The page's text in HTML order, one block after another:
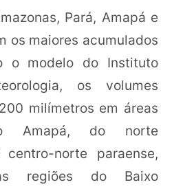
Pará, Amapá e
os maiores acumulados
o modelo do Instituto
os volumes
milímetros em áreas
Amapá, do norte
norte paraense,
regiões do Baixo